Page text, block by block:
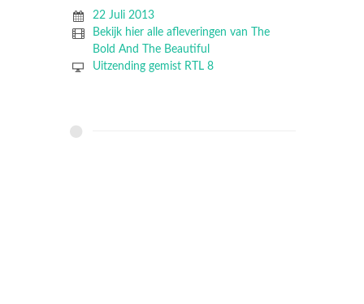
22 Juli 2013
Bekijk hier alle afleveringen van The
Bold And The Beautiful
Uitzending gemist RTL 8